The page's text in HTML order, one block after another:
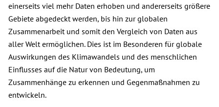
einerseits viel mehr Daten erhoben und andererseits größere
Gebiete abgedeckt werden, bis hin zur globalen
Zusammenarbeit und somit den Vergleich von Daten aus
aller Welt ermöglichen. Dies ist im Besonderen für globale
Auswirkungen des Klimawandels und des menschlichen
Einflusses auf die Natur von Bedeutung, um
Zusammenhänge zu erkennen und Gegenmaßnahmen zu
entwickeln.